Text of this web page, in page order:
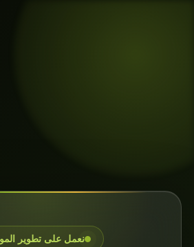
نعمل على تطوير الموقع